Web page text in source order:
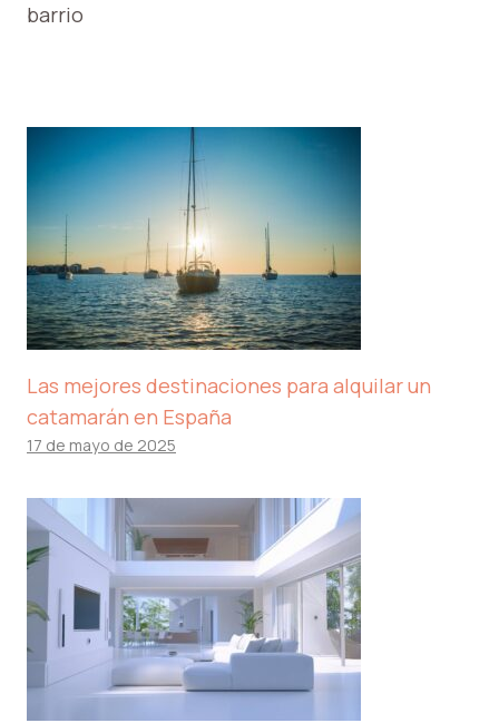
barrio
Las mejores destinaciones para alquilar un
catamarán en España
17 de mayo de 2025